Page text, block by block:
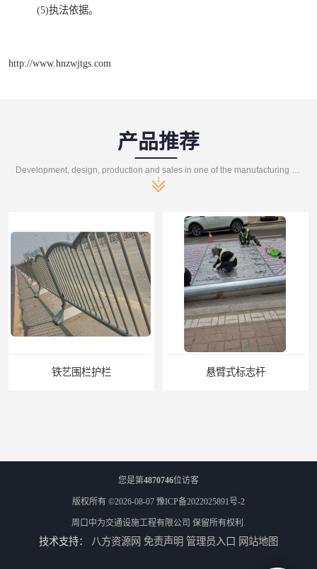
(5)执法依据。
http://www.hnzwjtgs.com
产品推荐
悬臂式标志杆
您是第4870746位访客
版权所有 ©2026-08-07 豫ICP备2022025891号-2
周口中为交通设施工程有限公司 保留所有权利.
技术支持： 八方资源网 免责声明 管理员入口 网站地图